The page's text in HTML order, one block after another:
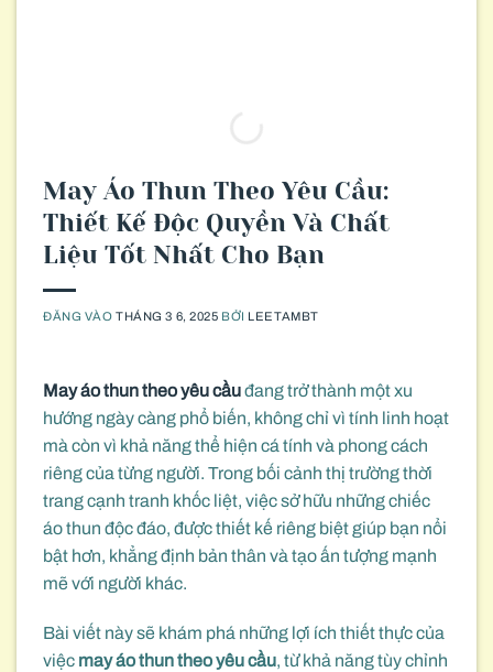
May Áo Thun Theo Yêu Cầu:
Thiết Kế Độc Quyền Và Chất
Liệu Tốt Nhất Cho Bạn
ĐĂNG VÀOTHÁNG 3 6, 2025 BỞI LEETAMBT
May áo thun theo yêu cầuđang trở thành một xu
hướng ngày càng phổ biến, không chỉ vì tính linh hoạt
mà còn vì khả năng thể hiện cá tính và phong cách
riêng của từng người. Trong bối cảnh thị trường thời
trang cạnh tranh khốc liệt, việc sở hữu những chiếc
áo thun độc đáo, được thiết kế riêng biệt giúp bạn nổi
bật hơn, khẳng định bản thân và tạo ấn tượng mạnh
mẽ với người khác.
Bài viết này sẽ khám phá những lợi ích thiết thực của
việc may áo thun theo yêu cầu, từ khả năng tùy chỉnh